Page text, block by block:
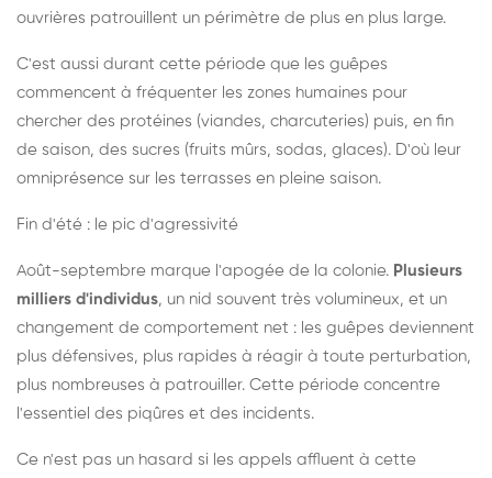
ouvrières patrouillent un périmètre de plus en plus large.
C'est aussi durant cette période que les guêpes
commencent à fréquenter les zones humaines pour
chercher des protéines (viandes, charcuteries) puis, en fin
de saison, des sucres (fruits mûrs, sodas, glaces). D'où leur
omniprésence sur les terrasses en pleine saison.
Fin d'été : le pic d'agressivité
Août-septembre marque l'apogée de la colonie. Plusieurs
milliers d'individus, un nid souvent très volumineux, et un
changement de comportement net : les guêpes deviennent
plus défensives, plus rapides à réagir à toute perturbation,
plus nombreuses à patrouiller. Cette période concentre
l'essentiel des piqûres et des incidents.
Ce n'est pas un hasard si les appels affluent à cette